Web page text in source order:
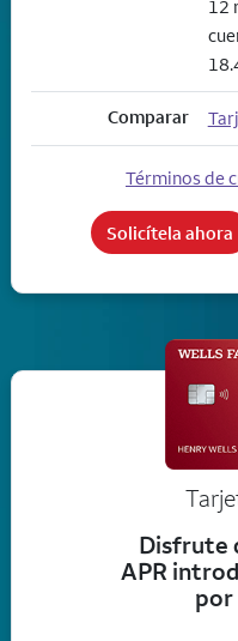
12
Comparar
Términos de
Solicítela ahora
Disfrute
APR
por